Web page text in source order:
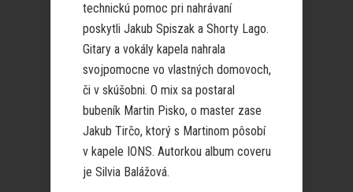
technickú pomoc pri nahrávaní
poskytli Jakub Spiszak a Shorty Lago.
Gitary a vokály kapela nahrala
svojpomocne vo vlastných domovoch,
či v skúšobni. O mix sa postaral
bubeník Martin Pisko, o master zase
Jakub Tirčo, ktorý s Martinom pôsobí
v kapele IONS. Autorkou album coveru
je Silvia Balážová.